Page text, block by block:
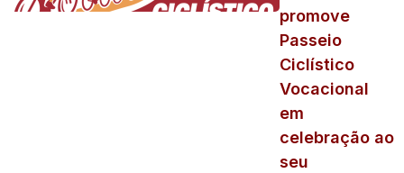
promove
Passeio
Ciclístico
Vocacional
em
celebração ao
seu